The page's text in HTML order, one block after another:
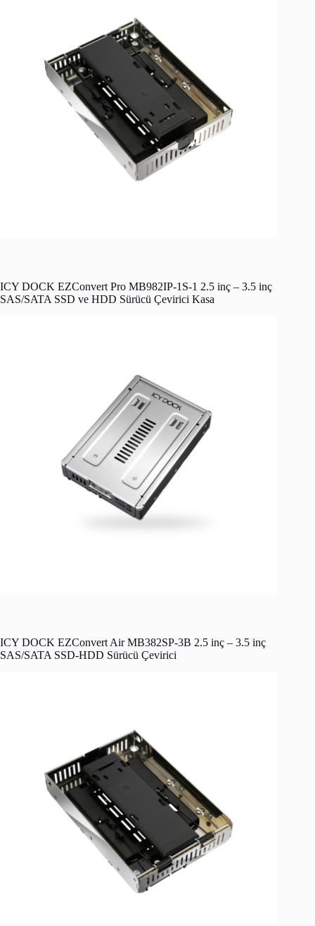
ICY DOCK EZConvert Pro MB982IP-1S-1 2.5 inç – 3.5 inç
SAS/SATA SSD ve HDD Sürücü Çevirici Kasa
ICY DOCK EZConvert Air MB382SP-3B 2.5 inç – 3.5 inç
SAS/SATA SSD-HDD Sürücü Çevirici